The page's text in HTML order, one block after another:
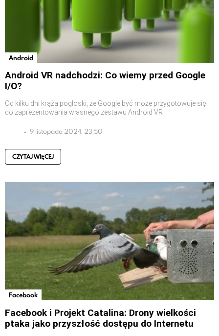
Android
Android VR nadchodzi: Co wiemy przed Google
I/O?
Od kilku dni krążą pogłoski, że Google być może przygotowuje się
do zaprezentowania własnego zestawu Android VR
9 listopada 2024, 23:50
CZYTAJ WIĘCEJ
Facebook
Facebook i Projekt Catalina: Drony wielkości
ptaka jako przyszłość dostępu do Internetu